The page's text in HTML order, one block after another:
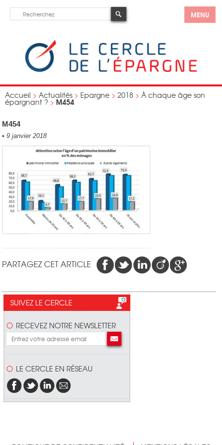
MENU
Accueil > Actualités > Epargne > 2018 > À chaque âge son
épargnant ? > M454
M454
• 9 janvier 2018
PARTAGEZ CET ARTICLE
SUIVEZ LE CERCLE
RECEVEZ NOTRE NEWSLETTER
LE CERCLE EN RÉSEAU